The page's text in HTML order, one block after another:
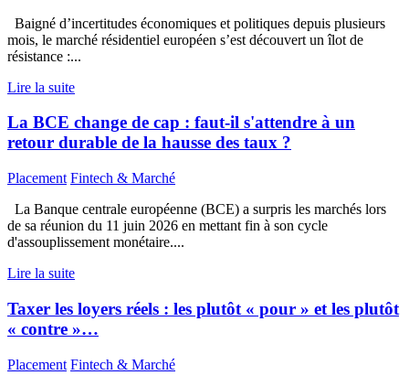
Baigné d’incertitudes économiques et politiques depuis plusieurs
mois, le marché résidentiel européen s’est découvert un îlot de
résistance :...
Lire la suite
La BCE change de cap : faut-il s'attendre à un
retour durable de la hausse des taux ?
Placement Fintech & Marché
La Banque centrale européenne (BCE) a surpris les marchés lors
de sa réunion du 11 juin 2026 en mettant fin à son cycle
d'assouplissement monétaire....
Lire la suite
Taxer les loyers réels : les plutôt « pour » et les plutôt
« contre »…
Placement Fintech & Marché